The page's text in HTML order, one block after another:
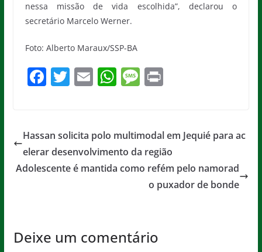
nessa missão de vida escolhida”, declarou o
secretário Marcelo Werner.
Foto: Alberto Maraux/SSP-BA
F
e
b
o
T
er
E
l
W
s
A
p
M
a
g
e
Pr
Hassan solicita polo multimodal em Jequié para ac
elerar desenvolvimento da região
Adolescente é mantida como refém pelo namorad
o puxador de bonde
Deixe um comentário